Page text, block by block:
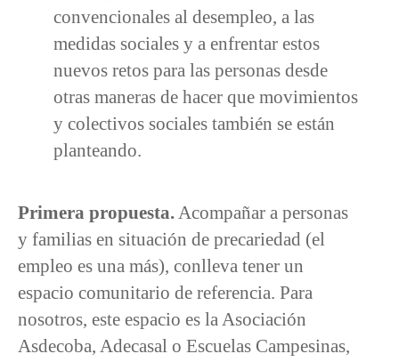
convencionales al desempleo, a las
medidas sociales y a enfrentar estos
nuevos retos para las personas desde
otras maneras de hacer que movimientos
y colectivos sociales también se están
planteando.
Primera propuesta. Acompañar a personas
y familias en situación de precariedad (el
empleo es una más), conlleva tener un
espacio comunitario de referencia. Para
nosotros, este espacio es la Asociación
Asdecoba, Adecasal o Escuelas Campesinas,